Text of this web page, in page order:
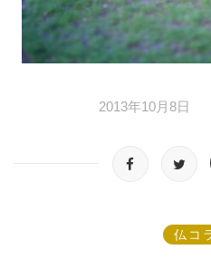
2013年10月8日
仏コ